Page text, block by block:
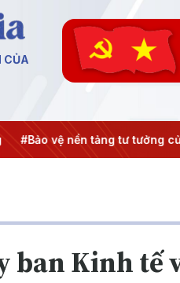
CỦA
nền tảng tư tưởng của Đảng
ban Kinh